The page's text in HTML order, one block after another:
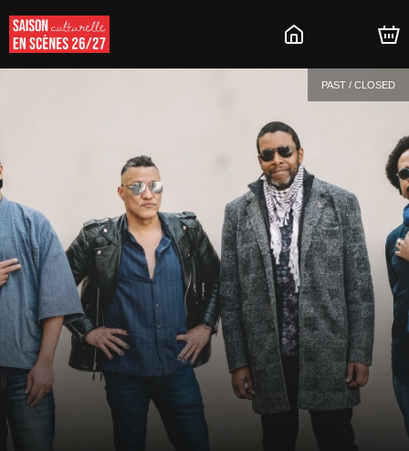
PAST / CLOSED